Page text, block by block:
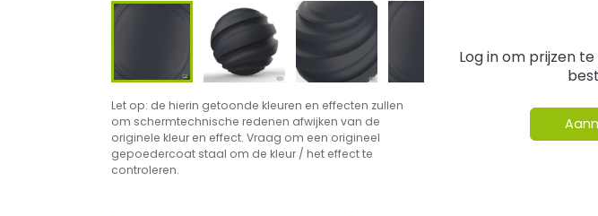
Let op: de hierin getoonde kleuren en effecten zullen
om schermtechnische redenen afwijken van de
originele kleur en effect. Vraag om een origineel
gepoedercoat staal om de kleur / het effect te
controleren.
Log in om prijzen